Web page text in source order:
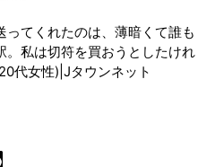
ってくれたのは、薄暗くて誰も
。私は切符を買おうとしたけれ
代女性)|Jタウンネット